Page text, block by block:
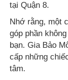
tại Quận 8.
Nhớ rằng, một
góp phần
bạn. Gia Bảo
cấp những
tâm.